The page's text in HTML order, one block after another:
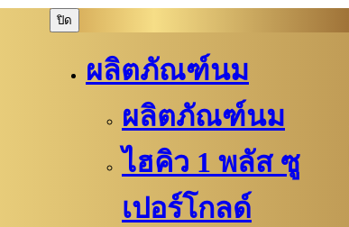
ปิด
ผลิตภัณฑ์นม
ผลิตภัณฑ์นม
ไฮคิว 1 พลัส ซู
เปอร์โกลด์